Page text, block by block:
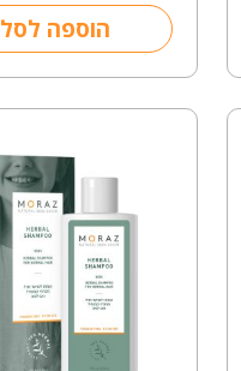
הוספה לסל